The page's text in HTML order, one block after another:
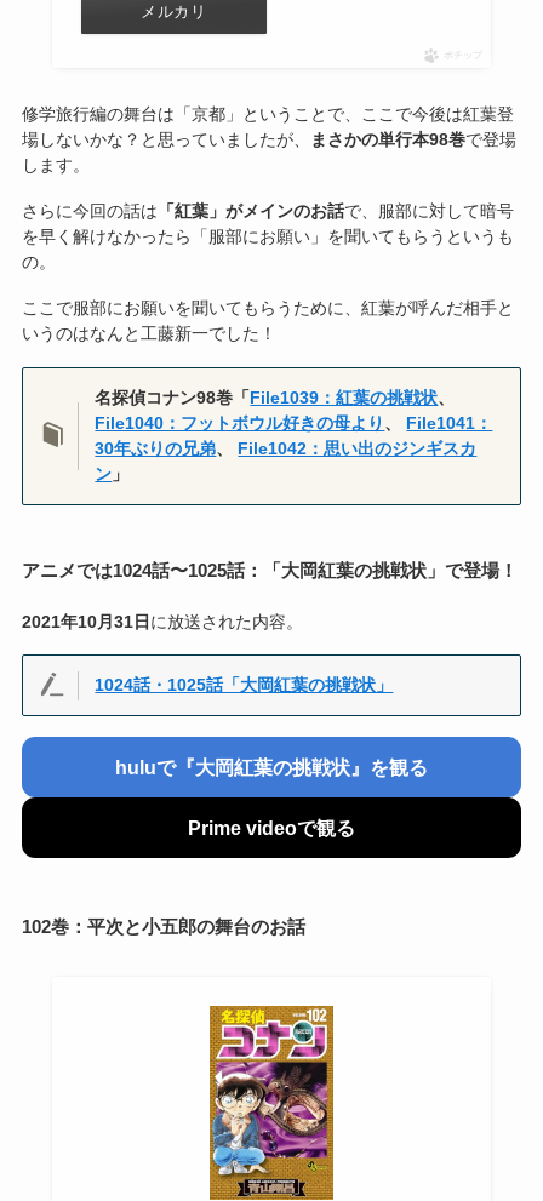
メルカリ
ポチップ
修学旅行編の舞台は「京都」ということで、ここで今後は紅葉登
場しないかな？と思っていましたが、
まさかの単行本98巻で登場
します。
さらに今回の話は 「紅葉」がメインのお話で、服部に対して暗号
を早く解けなかったら「服部にお願い」を聞いてもらうというも
の。
ここで服部にお願いを聞いてもらうために、紅葉が呼んだ相手と
いうのはなんと工藤新一でした！
名探偵コナン98巻 「File1039：紅葉の挑戦状、
File1040：フットボウル好きの母より 、 File1041：
30年ぶりの兄弟、 File1042：思い出のジンギスカ
ン 」
アニメでは1024話〜1025話：「 大岡紅葉の挑戦状」で登場！
2021年10月31日 に放送された内容。
1024話・1025話「大岡紅葉の挑戦状」
huluで『大岡紅葉の挑戦状』を観る
Prime videoで観る
102巻：平次と小五郎の舞台のお話